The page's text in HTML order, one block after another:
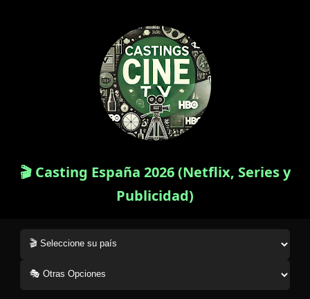
🎬 Casting España 2026 (Netflix, Series y
Publicidad)